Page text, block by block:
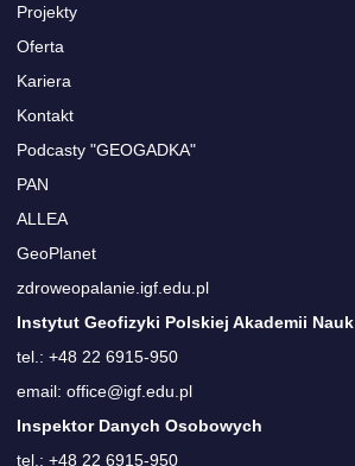
Projekty
Oferta
Kariera
Kontakt
Podcasty "GEOGADKA"
PAN
ALLEA
GeoPlanet
zdroweopalanie.igf.edu.pl
Instytut Geofizyki Polskiej Akademii Nauk
tel.: +48 22 6915-950
email: office@igf.edu.pl
Inspektor Danych Osobowych
tel.: +48 22 6915-950